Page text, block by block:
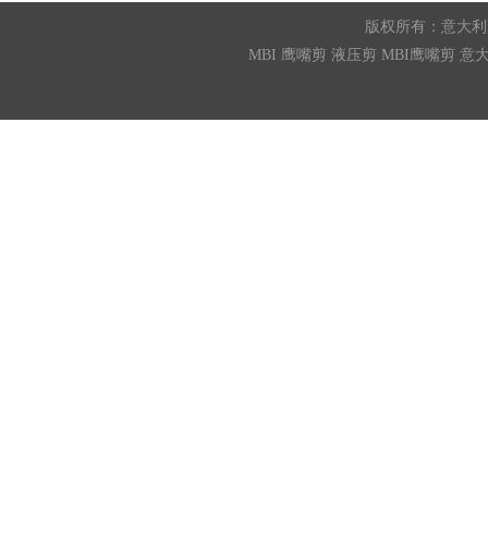
版权所有： 意大
MBI 鹰嘴剪 液压剪 MBI鹰嘴剪 意